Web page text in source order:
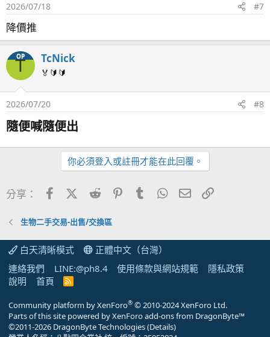
2026/07/18 #7
降價推
OP
T TcNick
🏅🔰🔰
2026/07/20 #8
隨便喊隨便出​
你必須登入或註冊才能在此回覆。
分享： FacebookX (Twitter)
Reddit PinterestTumblrWhatsApp電子郵件
生物二手交易-出售/交換區
白天清晰模式
正體中文（台灣）
連絡我們
LINE:@ph8.4 使用條款與網站規範
隱私政策
說明
首頁
R
Community platform by XenForo® © 2010-2024 XenForo Ltd.
Parts of this site powered byXenForo add-ons from DragonByte™
©2011-2026 DragonByte Technologies(Details)